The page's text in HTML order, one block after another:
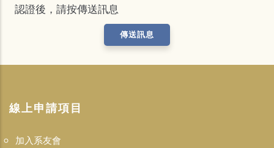
認證後，請按傳送訊息
線上申請項目
加入系友會